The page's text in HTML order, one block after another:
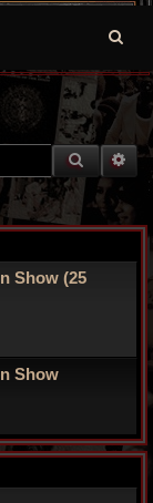
e
h
r
g
o
Show (25
Show